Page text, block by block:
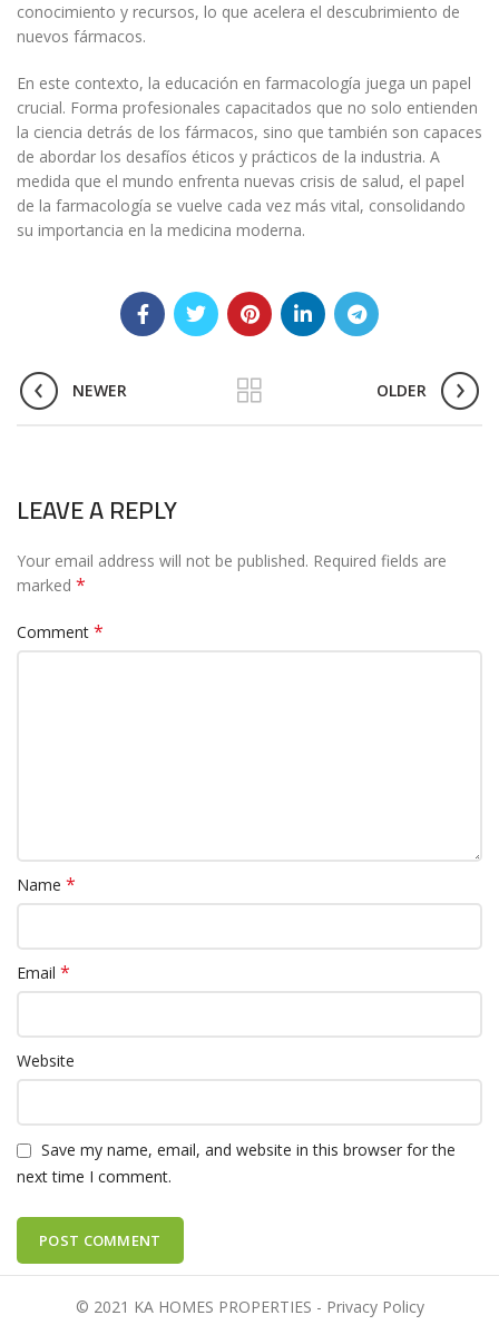
conocimiento y recursos, lo que acelera el descubrimiento de
nuevos fármacos.
En este contexto, la educación en farmacología juega un papel
crucial. Forma profesionales capacitados que no solo entienden
la ciencia detrás de los fármacos, sino que también son capaces
de abordar los desafíos éticos y prácticos de la industria. A
medida que el mundo enfrenta nuevas crisis de salud, el papel
de la farmacología se vuelve cada vez más vital, consolidando
su importancia en la medicina moderna.
NEWER OLDER
LEAVE A REPLY
Your email address will not be published. Required fields are
marked *
Comment *
Name *
Email *
Website
Save my name, email, and website in this browser for the
next time I comment.
© 2021 KA HOMES PROPERTIES - Privacy Policy